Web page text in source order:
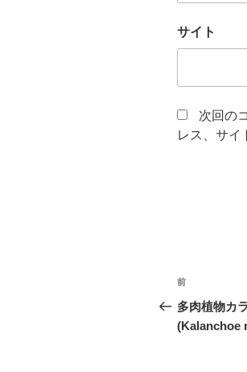
サイト
次回の
レス、サイ
投
稿
ナ
前
の
投
前
多肉植物カ
(Kalanchoe